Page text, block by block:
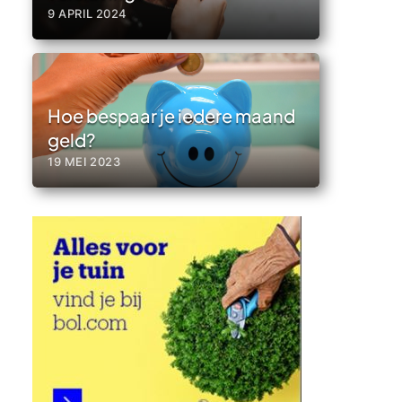
9 APRIL 2024
Hoe bespaar je iedere maand
geld?
19 MEI 2023